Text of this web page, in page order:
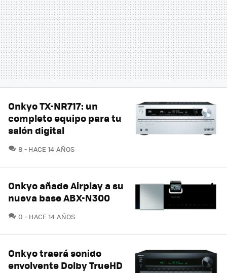
Onkyo TX-NR717: un
completo equipo para tu
salón digital
8 COMENTARIOS
HACE 14 AÑOS
Onkyo añade Airplay a su
nueva base ABX-N300
0 COMENTARIOS
HACE 14 AÑOS
Onkyo traerá sonido
envolvente Dolby TrueHD